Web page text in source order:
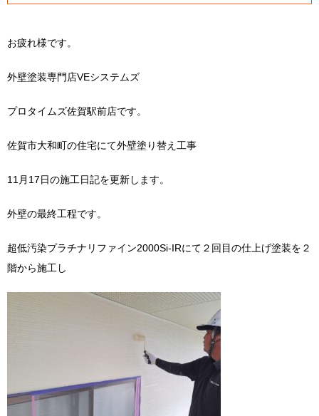
お疲れ様です。
外壁塗装専門店VEシステムズ
プロタイムズ佐賀駅前店です。
佐賀市大和町の住宅にて外壁塗り替え工事
11月17日の施工日記を更新します。
外壁の最終工程です。
超低汚染プラチナリファイン2000Si-IRにて２回目の仕上げ塗装を２
階から施工し